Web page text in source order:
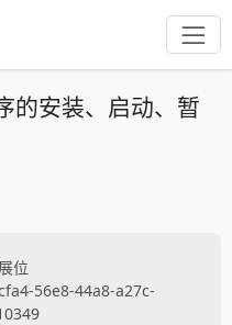
的安装、启动、暂
位
56e8-44a8-a27c-